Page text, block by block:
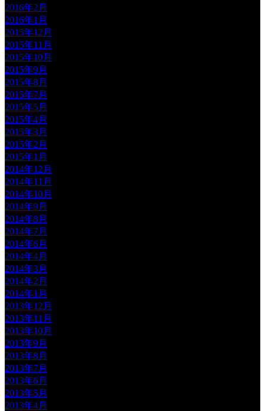
2016年2月
2016年1月
2015年12月
2015年11月
2015年10月
2015年9月
2015年8月
2015年7月
2015年5月
2015年4月
2015年3月
2015年2月
2015年1月
2014年12月
2014年11月
2014年10月
2014年9月
2014年8月
2014年7月
2014年6月
2014年4月
2014年3月
2014年2月
2014年1月
2013年12月
2013年11月
2013年10月
2013年9月
2013年8月
2013年7月
2013年6月
2013年5月
2013年4月